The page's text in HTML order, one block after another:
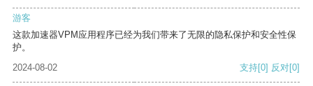
游客
这款加速器VPM应用程序已经为我们带来了无限的隐私保护和安全性保
护。
2024-08-02
支持[0] 反对[0]